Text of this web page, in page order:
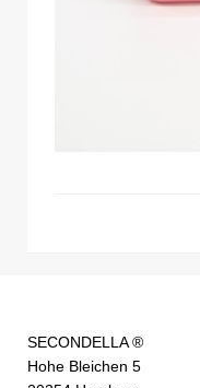
SECONDELLA ®
Hohe Bleichen 5